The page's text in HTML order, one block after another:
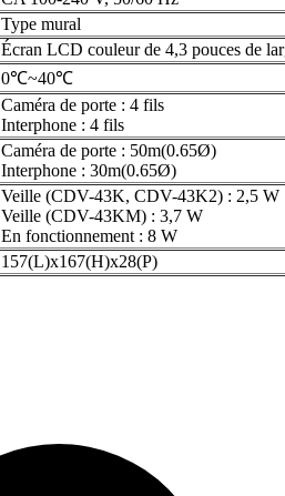
Type mural
Écran LCD couleur de 4,3 pouces de
0℃~40℃
Caméra de porte : 4 fils
Interphone : 4 fils
Caméra de porte : 50m(0.65Ø)
Interphone : 30m(0.65Ø)
Veille (CDV-43K, CDV-43K2) : 2,5 W
Veille (CDV-43KM) : 3,7 W
En fonctionnement : 8 W
157(L)x167(H)x28(P)